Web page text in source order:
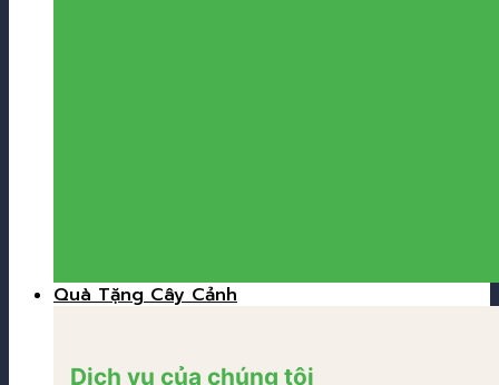
Quà Tặng Cây Cảnh
Dịch vụ của chúng tôi